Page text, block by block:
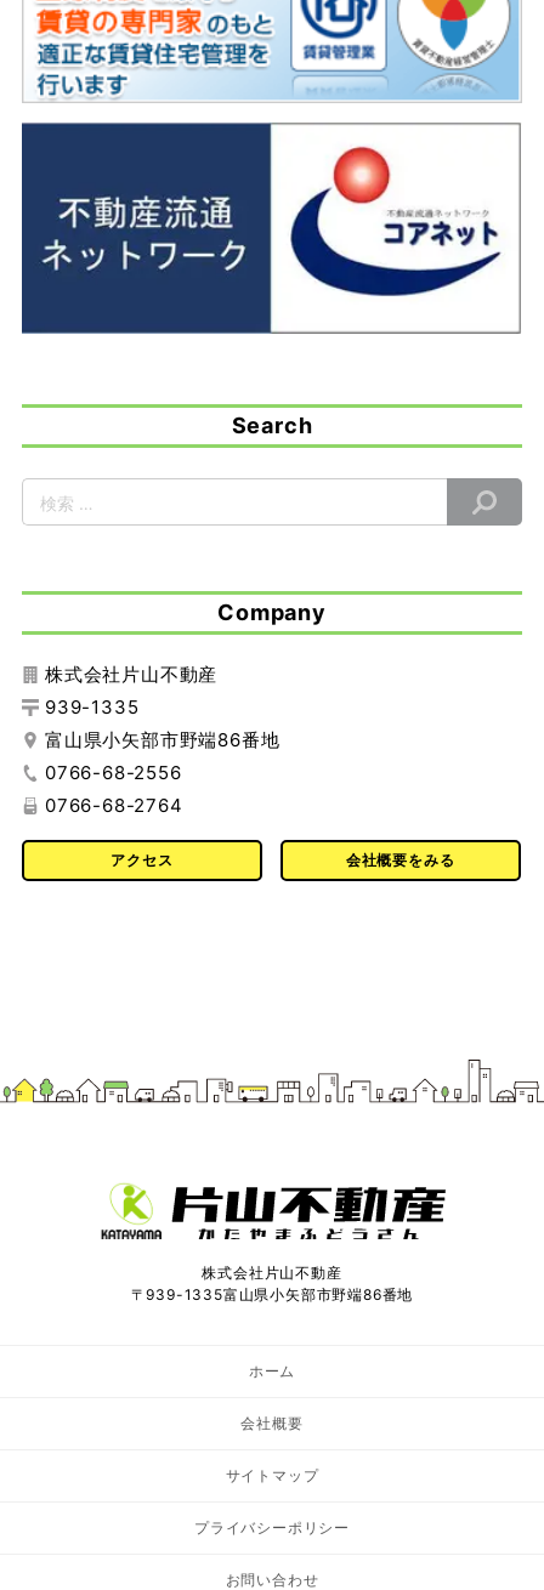
Search
Company
株式会社片山不動産
939-1335
富山県小矢部市野端86番地
0766-68-2556
0766-68-2764
アクセス 会社概要をみる
株式会社片山不動産
〒939-1335富山県小矢部市野端86番地
ホーム
会社概要
サイトマップ
プライバシーポリシー
お問い合わせ